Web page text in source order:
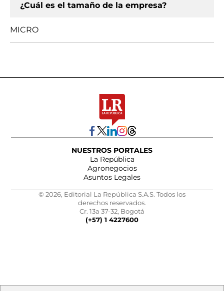
¿Cuál es el tamaño de la empresa?
MICRO
NUESTROS PORTALES
La República
Agronegocios
Asuntos Legales
© 2026, Editorial La República S.A.S. Todos los
derechos reservados.
Cr. 13a 37-32, Bogotá
(+57) 1 4227600